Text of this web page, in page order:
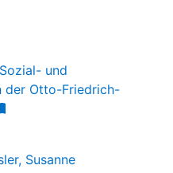
und
der Otto-Friedrich-
Susanne